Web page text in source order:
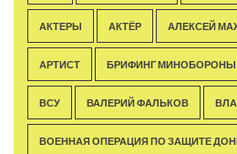
АКТЕРЫ АКТЁР АЛЕКСЕЙ
АРТИСТ БРИФИНГ МИНОБОРОНЫ
ВСУ ВАЛЕРИЙ ФАЛЬКОВ
ВОЕННАЯ ОПЕРАЦИЯ ПО ЗАЩИТЕ